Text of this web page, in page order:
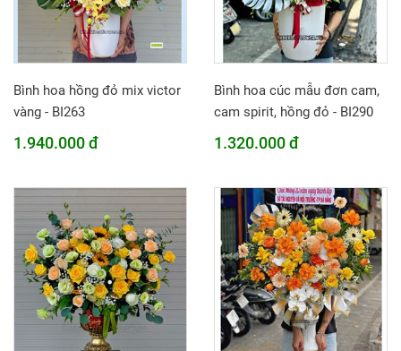
Bình hoa hồng đỏ mix victor
vàng - BI263
1.940.000 đ
Bình hoa cúc mẫu đơn cam,
cam spirit, hồng đỏ - BI290
1.320.000 đ